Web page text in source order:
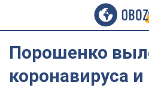
Порошенко
коронавируса